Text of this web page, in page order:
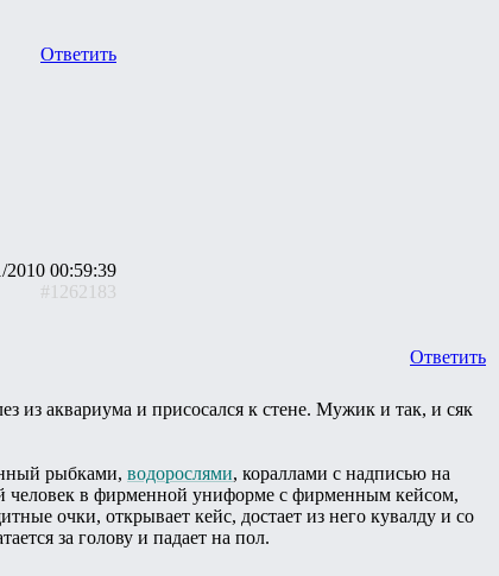
Ответить
2010 00:59:39
#1262183
Ответить
из аквариума и присосался к стене. Мужик и так, и сяк
рыбками, водорослями, кораллами с надписью на
человек в фирменной униформе с фирменным кейсом,
очки, открывает кейс, достает из него кувалду и со
за голову и падает на пол.